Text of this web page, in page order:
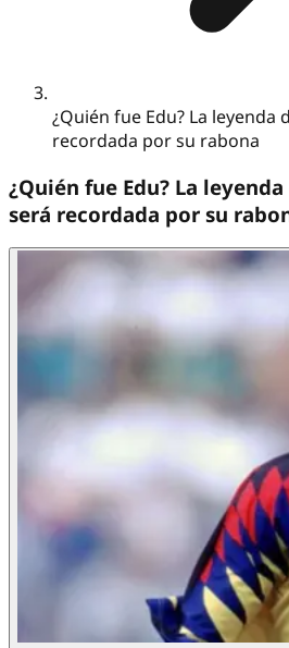
¿Quién fue Edu? La leyenda
recordada por su rabona
¿Quién fue Edu? La
será recordada por su